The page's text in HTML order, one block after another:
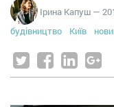
Ірина Капуш —
будівництво
Київ